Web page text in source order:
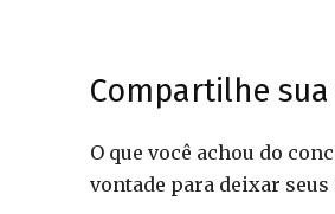
Compartilhe
O que você achou do
vontade para deixar